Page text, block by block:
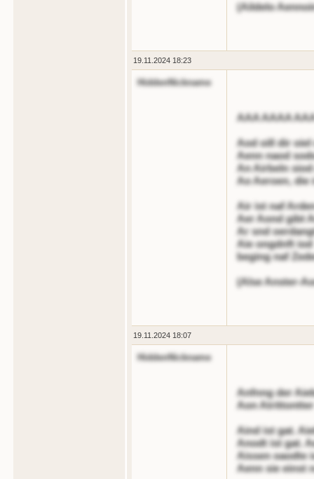
(Aildelo
19.11.2024 18:23
HiddenNickname
AAA AAAA
Aod oill dir oiel
Aenn naod
An Airbeln siod
Ao Aeroen, die
Air ist naf
Aer Aond gibt
Ar snd
Aie ongdnft iod
beging naf
(Alse Anster-
19.11.2024 18:07
HiddenNickname
Anfnng der
Aon Atrittontter
Aind ist gat.
Anodt ist gat.
Aissen oaodte
Aenn sie einst